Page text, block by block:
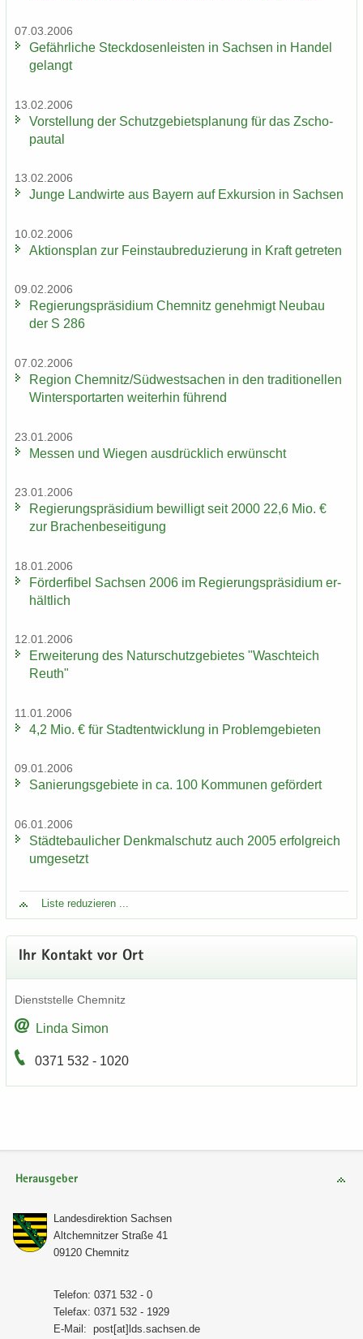
07.03.2006
Ge­fähr­li­che Steck­do­sen­leis­ten in Sach­sen in Han­del
ge­langt
13.02.2006
Vor­stel­lung der Schutz­ge­biets­pla­nung für das Zscho­
pau­tal
13.02.2006
Junge Land­wir­te aus Bay­ern auf Ex­kur­si­on in Sach­sen
10.02.2006
Ak­ti­ons­plan zur Fein­staub­re­du­zie­rung in Kraft ge­tre­ten
09.02.2006
Re­gie­rungs­prä­si­di­um Chem­nitz ge­neh­migt Neu­bau
der S 286
07.02.2006
Re­gi­on Chem­nitz/Süd­west­sa­chen in den tra­di­tio­nel­len
Win­ter­sport­ar­ten wei­ter­hin füh­rend
23.01.2006
Mes­sen und Wie­gen aus­drück­lich er­wünscht
23.01.2006
Re­gie­rungs­prä­si­di­um be­wil­ligt seit 2000 22,6 Mio. €
zur Bra­chen­be­sei­ti­gung
18.01.2006
För­der­fi­bel Sach­sen 2006 im Re­gie­rungs­prä­si­di­um er­
hält­lich
12.01.2006
Er­wei­te­rung des Na­tur­schutz­ge­bie­tes "Wasch­teich
Reuth"
11.01.2006
4,2 Mio. € für Stadt­ent­wick­lung in Pro­blem­ge­bie­ten
09.01.2006
Sa­nie­rungs­ge­bie­te in ca. 100 Kom­mu­nen ge­för­dert
06.01.2006
Städ­te­bau­li­cher Denk­mal­schutz auch 2005 er­folg­reich
um­ge­setzt
Liste re­du­zie­ren ...
Ihr Kon­takt vor Ort
Dienst­stel­le Chem­nitz
Linda Simon
0371 532 - 1020
Herausgeber
Lan­des­di­rek­ti­on Sach­sen
Alt­chem­nit­zer Stra­ße 41
09120 Chem­nitz
Te­le­fon: 0371 532 - 0
Te­le­fax: 0371 532 - 1929
E-​Mail: post[at]lds.sach­sen.de